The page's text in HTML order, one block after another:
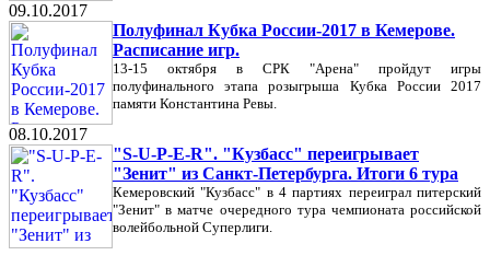
09.10.2017
Полуфинал Кубка России-2017 в Кемерове.
Расписание игр.
13-15 октября в СРК "Арена" пройдут игры
полуфинального этапа розыгрыша Кубка России 2017
памяти Константина Ревы.
08.10.2017
"S-U-P-E-R". "Кузбасс" переигрывает
"Зенит" из Санкт-Петербурга. Итоги 6 тура
Кемеровский "Кузбасс" в 4 партиях переиграл питерский
"Зенит" в матче очередного тура чемпионата российской
волейбольной Суперлиги.